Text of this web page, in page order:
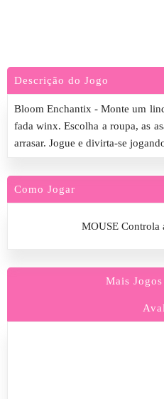
Descrição do Jogo
Bloom Enchantix - Monte um
fada winx. Escolha a roupa, as
arrasar. Jogue e divirta-se
Como Jogar
MOUSE Controla
Mais